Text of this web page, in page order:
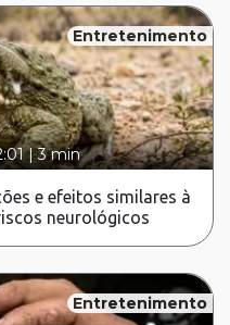
Entretenimento
|3 min
e efeitos similares à
neurológicos
Entretenimento